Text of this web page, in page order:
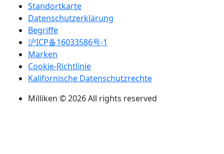
Standortkarte
Datenschutzerklärung
Begriffe
沪ICP备16033586号-1
Marken
Cookie-Richtlinie
Kalifornische Datenschutzrechte
Milliken © 2026 All rights reserved